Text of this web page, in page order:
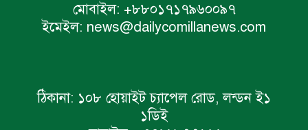
মোবাইল: +৮৮০১৭১৭৯৬০০৯৭
ইমেইল: news@dailycomillanews.com
ঠিকানা: ১০৮ হোয়াইট চ্যাপেল রোড, লন্ডন ই১
১ডিই